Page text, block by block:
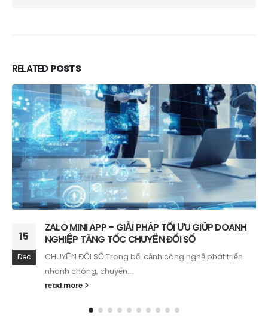
RELATEDPOSTS
06
Oct
MINI APP TRÊN ZALO – SỰ KẾT HỢP GIỮA MẠNG
XÃ HỘI VÀ THƯƠNG MẠI ĐIỆN TỬ
Trong thời đại số, nơi người dùng mong muốn mọi trải
nghiệm...
read more